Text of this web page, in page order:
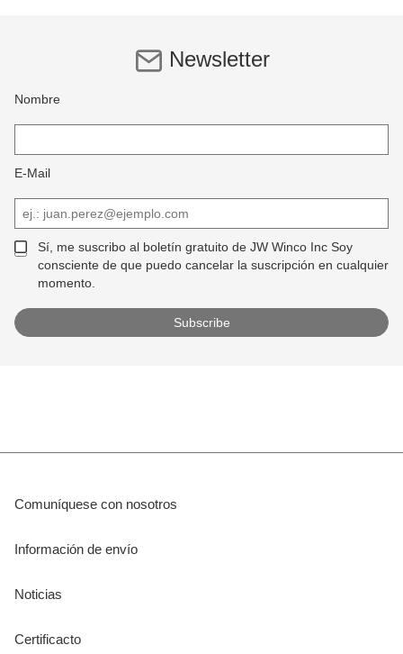
Newsletter
Nombre
E-Mail
Sí, me suscribo al boletín gratuito de JW Winco Inc Soy
consciente de que puedo cancelar la suscripción en cualquier
momento.
Comuníquese con nosotros
Información de envío
Noticias
Certificacto